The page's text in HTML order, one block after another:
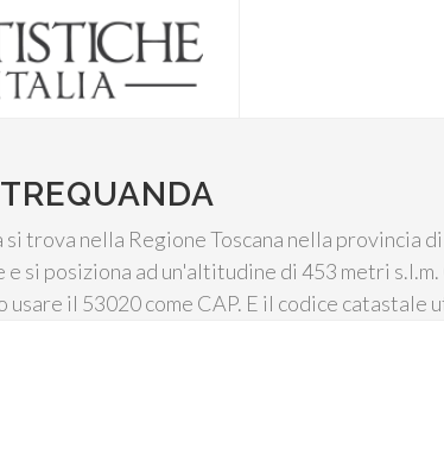
si trova nella Regione Toscana nella provincia
si posiziona ad un'altitudine di 453 metri
usare il 53020 come CAP. E il codice